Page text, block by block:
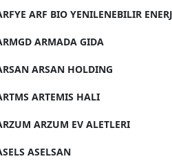
ARF BIO YENILENEBILIR
ARMADA GIDA
ARSAN HOLDING
ARTEMIS HALI
ARZUM EV ALETLERI
ASELSAN